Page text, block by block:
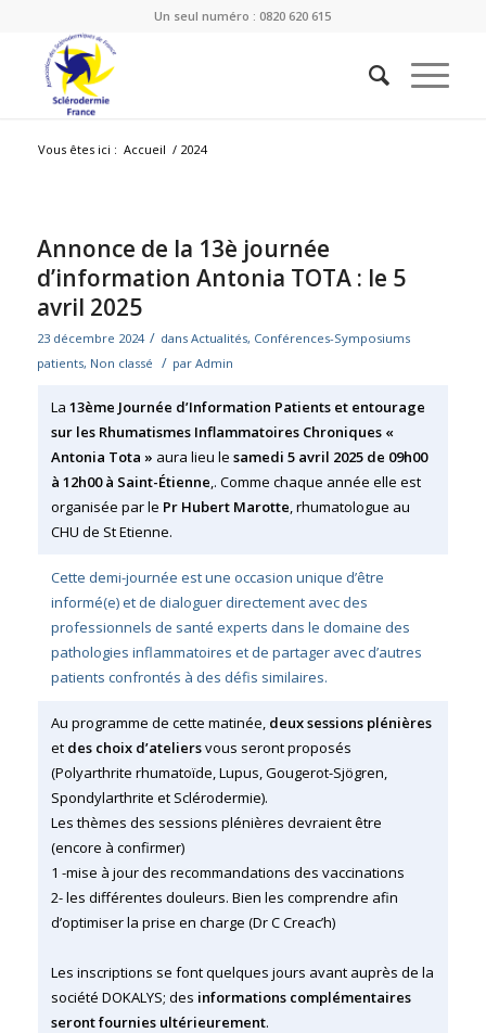
Un seul numéro : 0820 620 615
Vous êtes ici : Accueil / 2024
Annonce de la 13è journée
d’information Antonia TOTA : le 5
avril 2025
23 décembre 2024 / dans Actualités, Conférences-Symposiums
patients, Non classé / par Admin
La 13ème Journée d’Information Patients et entourage
sur les Rhumatismes Inflammatoires Chroniques «
Antonia Tota » aura lieu le samedi 5 avril 2025 de 09h00
à 12h00 à Saint-Étienne,. Comme chaque année elle est
organisée par le Pr Hubert Marotte, rhumatologue au
CHU de St Etienne.
Cette demi-journée est une occasion unique d’être
informé(e) et de dialoguer directement avec des
professionnels de santé experts dans le domaine des
pathologies inflammatoires et de partager avec d’autres
patients confrontés à des défis similaires.
Au programme de cette matinée, deux sessions plénières
et des choix d’ateliersvous seront proposés
(Polyarthrite rhumatoïde, Lupus, Gougerot-Sjögren,
Spondylarthrite et Sclérodermie).
Les thèmes des sessions plénières devraient être
(encore à confirmer)
1 -mise à jour des recommandations des vaccinations
2- les différentes douleurs. Bien les comprendre afin
d’optimiser la prise en charge (Dr C Creac’h)
Les inscriptions se font quelques jours avant auprès de la
société DOKALYS; des informations complémentaires
seront fournies ultérieurement.